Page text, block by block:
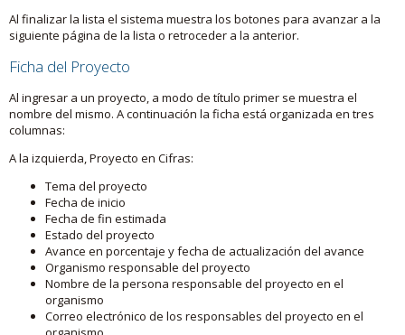
Al finalizar la lista el sistema muestra los botones para avanzar a la
siguiente página de la lista o retroceder a la anterior.
Ficha del Proyecto
Al ingresar a un proyecto, a modo de título primer se muestra el
nombre del mismo. A continuación la ficha está organizada en tres
columnas:
A la izquierda, Proyecto en Cifras:
Tema del proyecto
Fecha de inicio
Fecha de fin estimada
Estado del proyecto
Avance en porcentaje y fecha de actualización del avance
Organismo responsable del proyecto
Nombre de la persona responsable del proyecto en el
organismo
Correo electrónico de los responsables del proyecto en el